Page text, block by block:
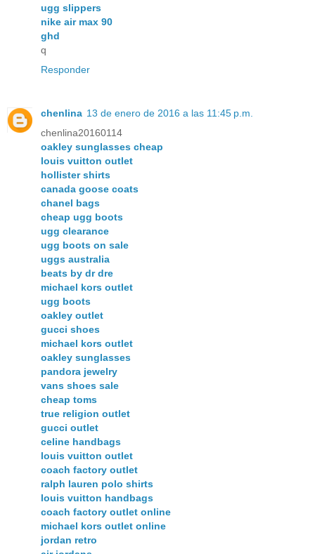
ugg slippers
nike air max 90
ghd
q
Responder
chenlina 13 de enero de 2016 a las 11:45 p.m.
chenlina20160114
oakley sunglasses cheap
louis vuitton outlet
hollister shirts
canada goose coats
chanel bags
cheap ugg boots
ugg clearance
ugg boots on sale
uggs australia
beats by dr dre
michael kors outlet
ugg boots
oakley outlet
gucci shoes
michael kors outlet
oakley sunglasses
pandora jewelry
vans shoes sale
cheap toms
true religion outlet
gucci outlet
celine handbags
louis vuitton outlet
coach factory outlet
ralph lauren polo shirts
louis vuitton handbags
coach factory outlet online
michael kors outlet online
jordan retro